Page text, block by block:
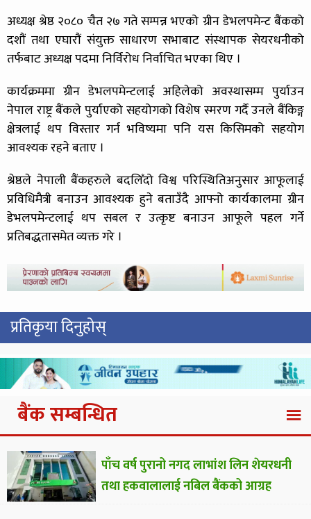
अध्यक्ष श्रेष्ठ २०८० चैत २७ गते सम्पन्न भएको ग्रीन डेभलपमेन्ट बैंकको
दशौं तथा एघारौं संयुक्त साधारण सभाबाट संस्थापक सेयरधनीको
तर्फबाट अध्यक्ष पदमा निर्विरोध निर्वाचित भएका थिए ।
कार्यक्रममा ग्रीन डेभलपमेन्टलाई अहिलेको अवस्थासम्म पुर्याउन
नेपाल राष्ट्र बैंकले पुर्याएको सहयोगको विशेष स्मरण गर्दै उनले बैंकिङ्ग
क्षेत्रलाई थप विस्तार गर्न भविष्यमा पनि यस किसिमको सहयोग
आवश्यक रहने बताए ।
श्रेष्ठले नेपाली बैंकहरुले बदलिँदो विश्व परिस्थितिअनुसार आफूलाई
प्रविधिमैत्री बनाउन आवश्यक हुने बताउँदै आफ्नो कार्यकालमा ग्रीन
डेभलपमेन्टलाई थप सबल र उत्कृष्ट बनाउन आफूले पहल गर्ने
प्रतिबद्धतासमेत व्यक्त गरे ।
प्रतिकृया दिनुहोस्
बैंक सम्बन्धित
पाँच वर्ष पुरानो नगद लाभांश लिन शेयरधनी
तथा हकवालालाई नबिल बैंकको आग्रह